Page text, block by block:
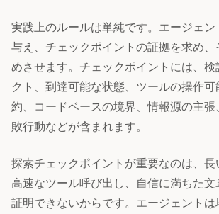
実践上のルールは単純です。エージェン
与え、チェックポイントの証拠を求め
めさせます。チェックポイントには、検
クト、到達可能な状態、ツールの操作
約、コードベースの境界、情報源の主
敗行動などが含まれます。
探索チェックポイントが重要なのは、長
高速なツール呼び出し、自信に満ちた文
証明できないからです。エージェント